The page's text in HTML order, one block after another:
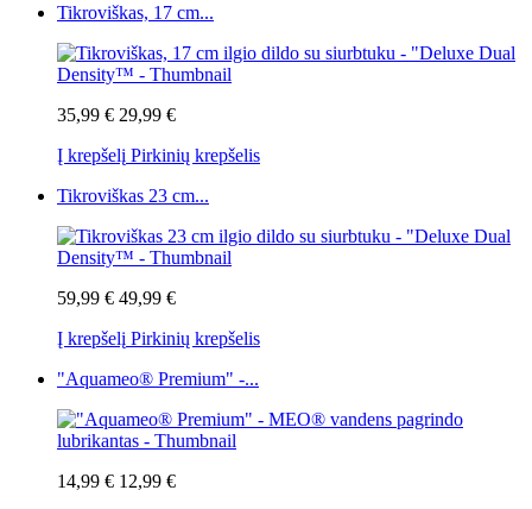
Tikroviškas, 17 cm...
35,99 € 29,99 €
Į krepšelį Pirkinių krepšelis
Tikroviškas 23 cm...
59,99 € 49,99 €
Į krepšelį Pirkinių krepšelis
"Aquameo® Premium" -...
14,99 € 12,99 €